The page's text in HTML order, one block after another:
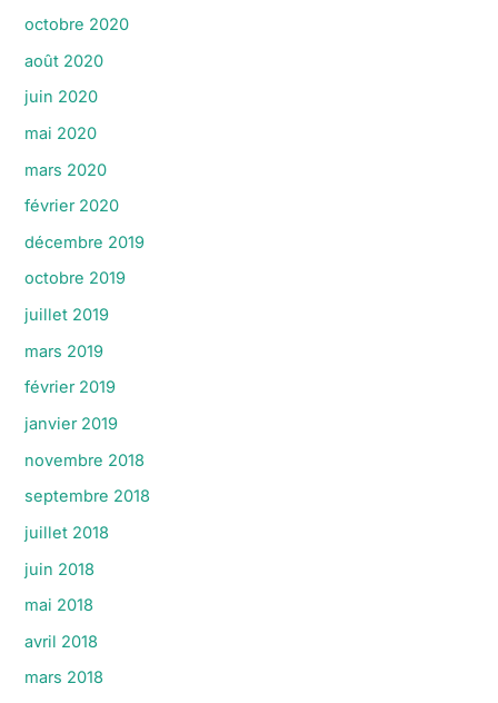
octobre 2020
août 2020
juin 2020
mai 2020
mars 2020
février 2020
décembre 2019
octobre 2019
juillet 2019
mars 2019
février 2019
janvier 2019
novembre 2018
septembre 2018
juillet 2018
juin 2018
mai 2018
avril 2018
mars 2018